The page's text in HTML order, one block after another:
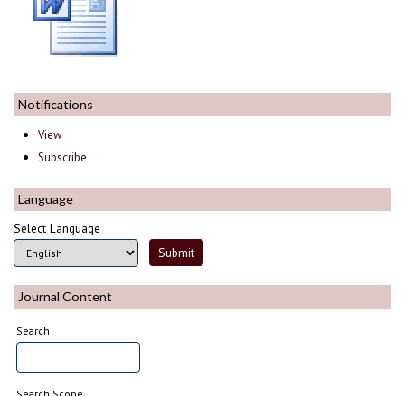
Notifications
View
Subscribe
Language
Select Language
Journal Content
Search